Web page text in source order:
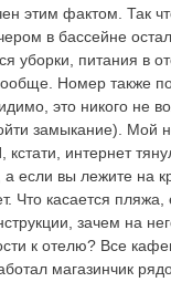
этим фактом. Так
в бассейне
уборки, питания в
Номер также
это никого не
замыкание). Мой
интернет
если вы лежите на
Что касается
зачем на
к отелю? Все
магазинчик